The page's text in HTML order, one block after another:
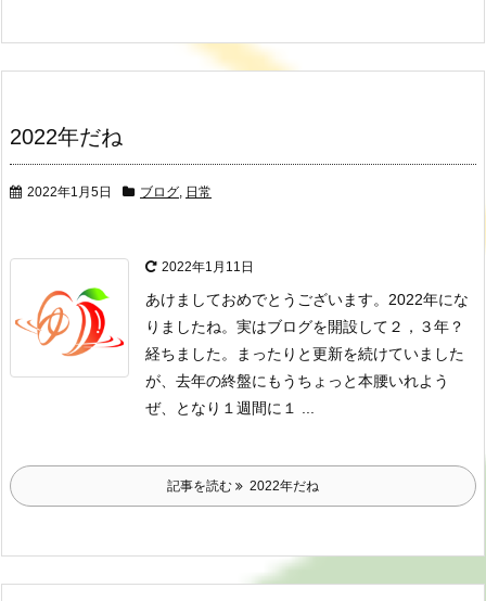
2022年だね
2022年1月5日 ブログ, 日常
2022年1月11日
あけましておめでとうございます。 2022年にな
りましたね。 実はブログを開設して２，３年？
経ちました。
まったりと更新を続けていました
が、去年の終盤にもうちょっと本腰いれよう
ぜ、
となり１週間に１ ...
記事を読む 2022年だね